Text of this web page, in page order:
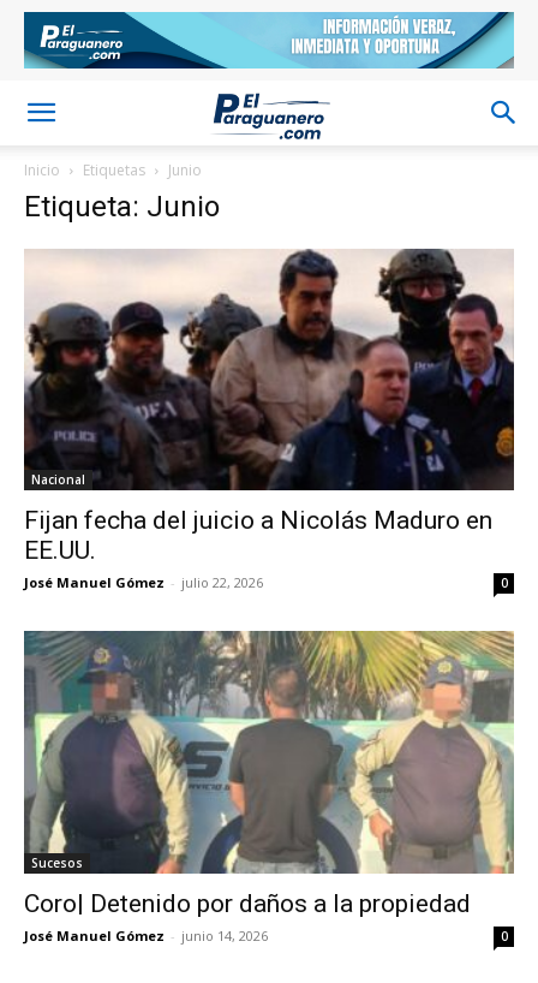
Inicio Etiquetas Junio
Etiqueta: Junio
Nacional
Fijan fecha del juicio a Nicolás Maduro en
EE.UU.
José Manuel Gómez - julio 22, 2026 0
Sucesos
Coro| Detenido por daños a la propiedad
José Manuel Gómez - junio 14, 2026 0